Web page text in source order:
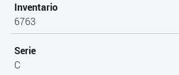
Inventario
6763
Serie
C